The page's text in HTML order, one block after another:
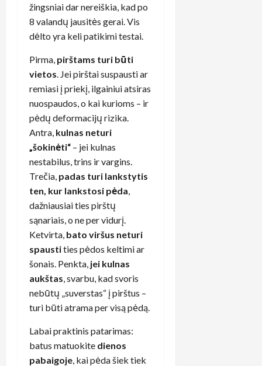
žingsniai dar nereiškia, kad po
8 valandų jausitės gerai. Vis
dėlto yra keli patikimi testai.
Pirma, pirštams turi būti
vietos . Jei pirštai suspausti ar
remiasi į priekį, ilgainiui atsiras
nuospaudos, o kai kurioms – ir
pėdų deformacijų rizika.
Antra, kulnas neturi
„šokinėti“ – jei kulnas
nestabilus, trins ir vargins.
Trečia, padas turi lankstytis
ten, kur lankstosi pėda
dažniausiai ties pirštų
sąnariais, o ne per vidurį.
Ketvirta, bato viršus neturi
spaustities pėdos keltimi ar
šonais. Penkta, jei kulnas
aukštas , svarbu, kad svoris
nebūtų „suverstas“ į pirštus –
turi būti atrama per visą pėdą.
Labai praktinis patarimas:
batus matuokite dienos
pabaigoje , kai pėda šiek tiek